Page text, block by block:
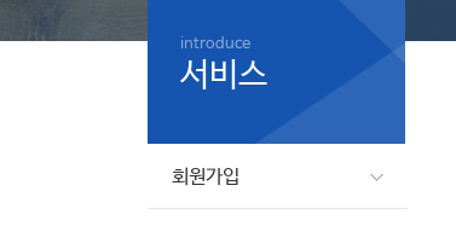
introduce
서비스
회원가입